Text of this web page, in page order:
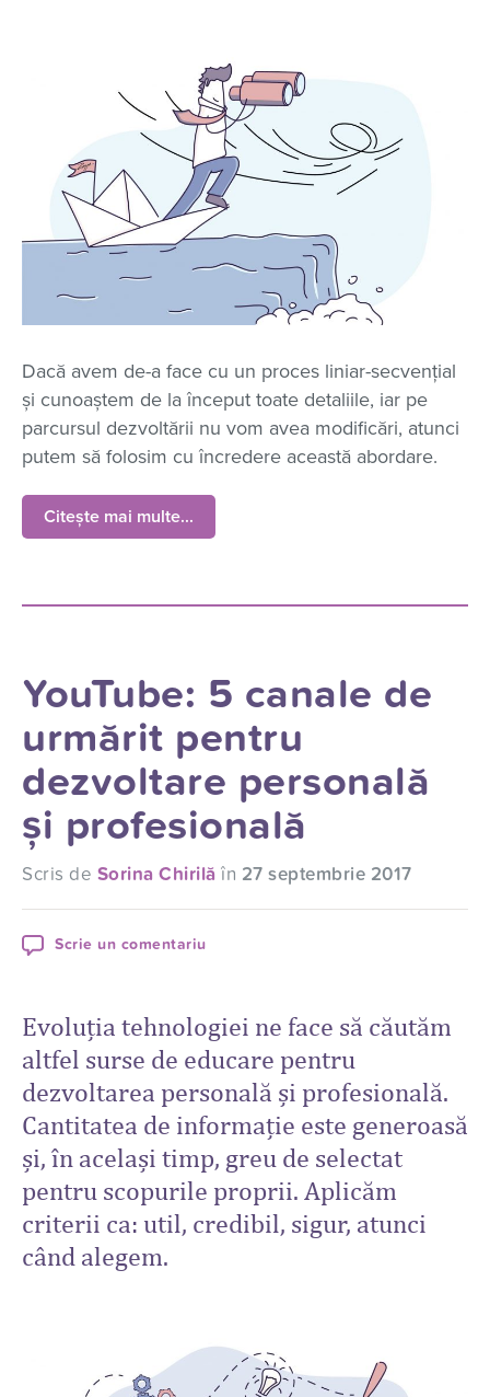
Dacă avem de-a face cu un proces liniar-secvențial
și cunoaștem de la început toate detaliile, iar pe
parcursul dezvoltării nu vom avea modificări, atunci
putem să folosim cu încredere această abordare.
Citește mai multe...
YouTube: 5 canale de
urmărit pentru
dezvoltare personală
și profesională
Scris de Sorina Chirilă în 27 septembrie 2017
Scrie un comentariu
Evoluţia tehnologiei ne face să căutăm
altfel surse de educare pentru
dezvoltarea personală şi profesională.
Cantitatea de informaţie este generoasă
şi, în acelaşi timp, greu de selectat
pentru scopurile proprii. Aplicăm
criterii ca: util, credibil, sigur, atunci
când alegem.